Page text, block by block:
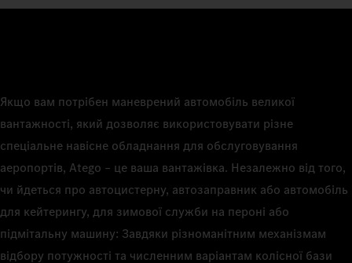
Якщо вам потрібен маневрений автомобіль великої
вантажності, який дозволяє використовувати різне
спеціальне навісне обладнання для обслуговування
аеропортів, Atego – це ваша вантажівка. Незалежно від того,
чи йдеться про автоцистерну, автозаправник або автомобіль
для кейтерингу, для зимової служби на пероні або
підмітальну машину: Завдяки різноманітним механізмам
відбору потужності та численним варіантам колісної бази